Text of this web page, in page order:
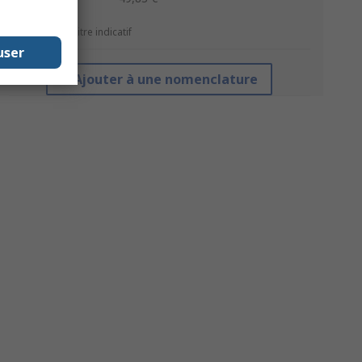
*Prix donné à titre indicatif
Ajouter à une nomenclature